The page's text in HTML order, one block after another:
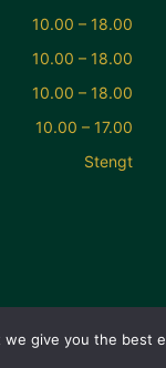
10.00 – 18.00
10.00 – 18.00
10.00 – 18.00
10.00 – 17.00
Stengt
give you the best